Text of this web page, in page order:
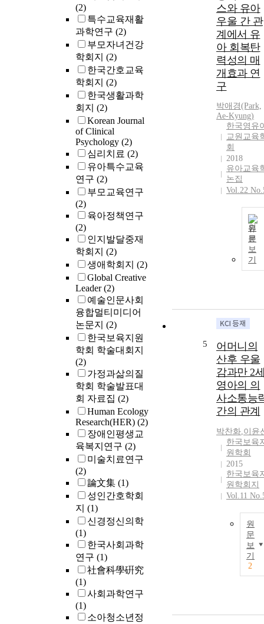
(2)
특수교육재활
과학연구 (2)
부모자녀건강
학회지 (2)
한국간호교육
학회지 (2)
한국생활과학
회지 (2)
Korean Journal
of Clinical
Psychology (2)
심리치료 (2)
유아특수교육
연구 (2)
부모교육연구
(2)
육아정책연구
(2)
인지발달중재
학회지 (2)
생애학회지 (2)
Global Creative
Leader(2)
예술인문사회
융합멀티미디어
논문지 (2)
한국보육지원
학회 학술대회지
(2)
가정과삶의질
학회 학술발표대
회 자료집 (2)
Human Ecology
Research(HER) (2)
장애인평생교
육복지연구 (2)
미술치료연구
(2)
論文集 (1)
성인간호학회
지 (1)
신경정신의학
(1)
한국사회과학
연구 (1)
社會科學硏究
(1)
사회과학연구
(1)
소아청소년정
스와 유아
우울 간 관
계에서 유
아 회복탄
력성의 매
개효과 연
구
박애경(Park,
Ae-Kyung)
한국영유
교원교육
회
2018
유아교육
논집
Vol.22
원
문
보
기
5
어머니의
산후 우울
감과만 2
영아의 의
사소통능
간의 관계
박찬화,이윤
한국보육
원학회
2015
한국보육
원학회지
Vol.11
원
문
보
기
2